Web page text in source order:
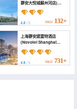
靜安大悅城蘇州河店)
(Dayin · Serene Garden
Hotel (Shanghai Jing'an
Joy City Suzhou
Creek))
4.8/ 5 HKD 132+
上海靜安諾富特酒店
(Novotel Shanghai
4.8/ 5 HKD 731+